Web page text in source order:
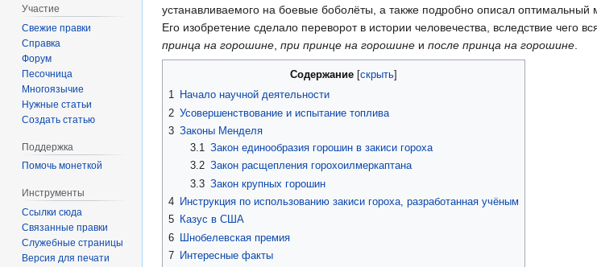
устанавливаемого на боевые боболёты, а также подробно описал оптимальный
Его изобретение сделало переворот в истории человечества, вследствие чего
принца на горошине, при принце на горошине и после принца на горошине.
Содержание
1 Начало научной деятельности
2 Усовершенствование и испытание топлива
3 Законы Менделя
3.1 Закон единообразия горошин в закиси гороха
3.2 Закон расщепления горохоилмеркаптана
3.3 Закон крупных горошин
4 Инструкция по использованию закиси гороха, разработанная учёным
5 Казус в США
6 Шнобелевская премия
7 Интересные факты
Участие
Свежие правки
Справка
Форум
Песочница
Многоязычие
Нужные статьи
Создать статью
Поддержка
Помочь монеткой
Инструменты
Ссылки сюда
Связанные правки
Служебные страницы
Версия для печати